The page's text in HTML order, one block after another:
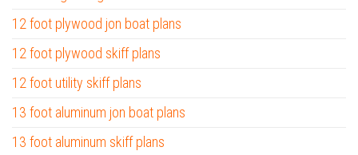
12 foot plywood jon boat plans
12 foot plywood skiff plans
12 foot utility skiff plans
13 foot aluminum jon boat plans
13 foot aluminum skiff plans